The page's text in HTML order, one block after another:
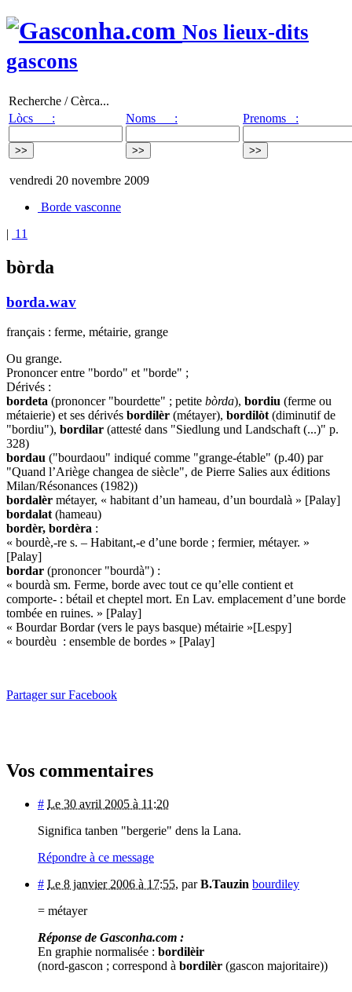
Nos lieux-dits
gascons
Recherche / Cèrca...
Lòcs :
Noms : Prenoms :
vendredi 20 novembre 2009
Borde vasconne
| 11
bòrda
borda.wav
français : ferme, métairie, grange
Ou grange.
Prononcer entre "bordo" et "borde" ;
Dérivés :
bordeta (prononcer "bourdette" ; petite bòrda), bordiu (ferme ou
métaierie) et ses dérivés bordilèr (métayer), bordilòt(diminutif de
"bordiu"), bordilar (attesté dans "Siedlung und Landschaft (...)" p.
328)
bordau ("bourdaou" indiqué comme "grange-étable" (p.40) par
"Quand l’Ariège changea de siècle", de Pierre Salies aux éditions
Milan/Résonances (1982))
bordalèr métayer, « habitant d’un hameau, d’un bourdalà » [Palay]
bordalat(hameau)
bordèr, bordèra :
« bourdè,-re s. – Habitant,-e d’une borde ; fermier, métayer. »
[Palay]
bordar (prononcer "bourdà") :
« bourdà sm. Ferme, borde avec tout ce qu’elle contient et
comporte- : bétail et cheptel mort. En Lav. emplacement d’une borde
tombée en ruines. » [Palay]
« Bourdar Bordar (vers le pays basque) métairie »[Lespy]
« bourdèu : ensemble de bordes » [Palay]
Partager sur Facebook
Vos commentaires
# Le 30 avril 2005 à 11:20
Significa tanben "bergerie" dens la Lana.
Répondre à ce message
# Le 8 janvier 2006 à 17:55, parB.Tauzin bourdiley
= métayer
Réponse de Gasconha.com :
En graphie normalisée : bordilèir
(nord-gascon ; correspond à bordilèr (gascon majoritaire))